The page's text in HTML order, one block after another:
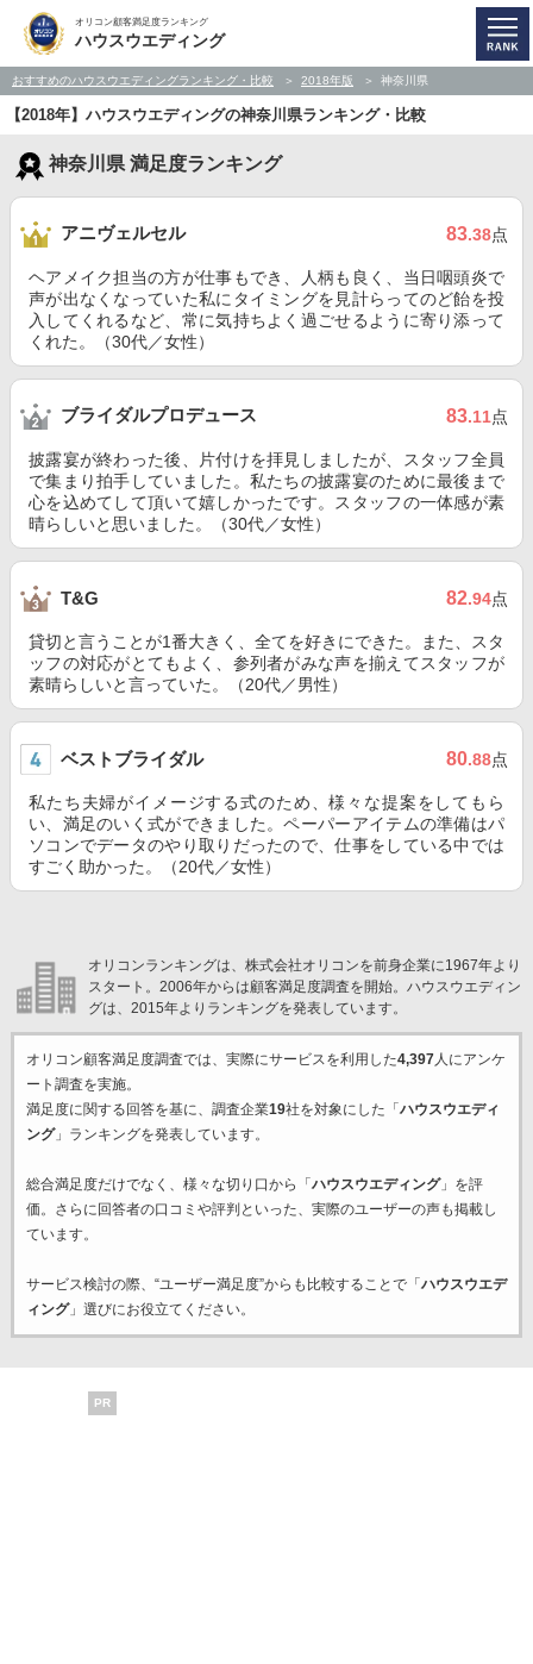
オリコン顧客満足度ランキング
ハウスウエディング
おすすめのハウスウエディングランキング・比較 2018年版 神奈川県
【2018年】ハウスウエディングの神奈川県ランキング・比較
神奈川県 満足度ランキング
アニヴェルセル 83.38点
ヘアメイク担当の方が仕事もでき、人柄も良く、当日咽頭炎で
声が出なくなっていた私にタイミングを見計らってのど飴を投
入してくれるなど、常に気持ちよく過ごせるように寄り添って
くれた。（30代／女性）
ブライダルプロデュース 83.11点
披露宴が終わった後、片付けを拝見しましたが、スタッフ全員
で集まり拍手していました。私たちの披露宴のために最後まで
心を込めてして頂いて嬉しかったです。スタッフの一体感が素
晴らしいと思いました。（30代／女性）
T&G 82.94点
貸切と言うことが1番大きく、全てを好きにできた。また、スタ
ッフの対応がとてもよく、参列者がみな声を揃えてスタッフが
素晴らしいと言っていた。（20代／男性）
ベストブライダル 80.88点
私たち夫婦がイメージする式のため、様々な提案をしてもら
い、満足のいく式ができました。ペーパーアイテムの準備はパ
ソコンでデータのやり取りだったので、仕事をしている中では
すごく助かった。（20代／女性）
オリコンランキングは、株式会社オリコンを前身企業に1967年より
スタート。2006年からは顧客満足度調査を開始。ハウスウエディン
グは、2015年よりランキングを発表しています。
オリコン顧客満足度調査では、実際にサービスを利用した4,397人にアンケ
ート調査を実施。
満足度に関する回答を基に、調査企業19社を対象にした「 ハウスウエディ
ング」ランキングを発表しています。
総合満足度だけでなく、様々な切り口から「 ハウスウエディング」を評
価。さらに回答者の口コミや評判といった、実際のユーザーの声も掲載し
ています。
サービス検討の際、“ユーザー満足度”からも比較することで「 ハウスウエデ
ィング」選びにお役立てください。
PR